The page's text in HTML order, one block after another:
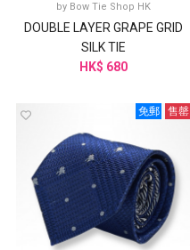
by Bow Tie Shop HK
DOUBLE LAYER GRAPE GRID
SILK TIE
HK$ 680
免郵 售罄